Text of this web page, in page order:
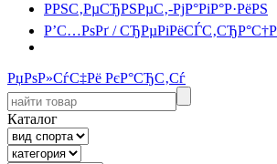
РРЅС‚РµСЂРЅРµС‚-РјР°РіР°Р·РёРЅ
Р’С…РѕРґ /
РџРѕР»СѓС‡Рё РєР°СЂС‚Сѓ
Каталог